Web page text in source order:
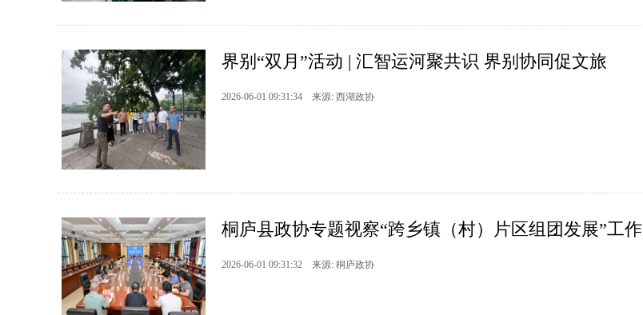
界别“双月”活动 | 汇智运河聚共识 界别协同促文旅
2026-06-01 09:31:34 来源: 西湖政协
桐庐县政协专题视察“跨乡镇（村）片区组团发展”工作
2026-06-01 09:31:32 来源: 桐庐政协